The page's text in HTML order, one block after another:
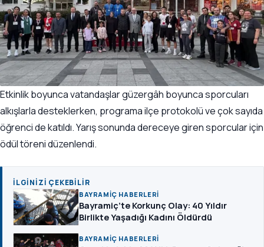
Etkinlik boyunca vatandaşlar güzergâh boyunca sporcuları
alkışlarla desteklerken, programa ilçe protokolü ve çok sayıda
öğrenci de katıldı. Yarış sonunda dereceye giren sporcular için
ödül töreni düzenlendi.
İLGINIZI ÇEKEBILIR
BAYRAMIÇ HABERLERI
Bayramiç’te Korkunç Olay: 40 Yıldır
Birlikte Yaşadığı Kadını Öldürdü
BAYRAMIÇ HABERLERI